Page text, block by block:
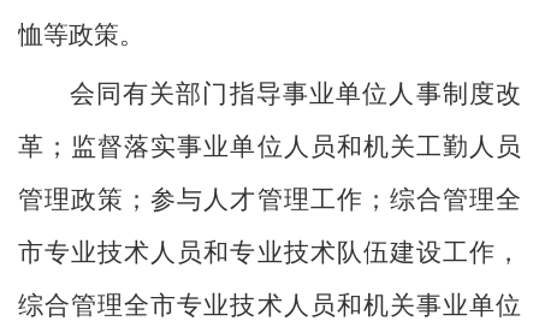
恤等政策。
会同有关部门指导事业单位人事制度改
革；监督落实事业单位人员和机关工勤人员
管理政策；参与人才管理工作；综合管理全
市专业技术人员和专业技术队伍建设工作，
综合管理全市专业技术人员和机关事业单位